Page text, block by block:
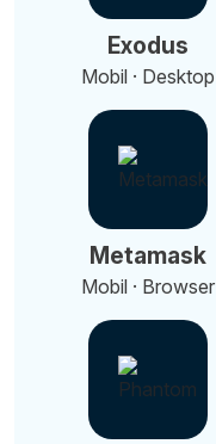
Exodus
Mobil · Desktop
Metamask
Mobil · Browser